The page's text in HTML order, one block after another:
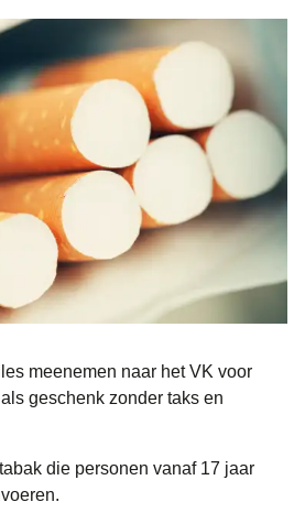
meenemen naar het VK voor
geschenk zonder taks en
die personen vanaf 17 jaar